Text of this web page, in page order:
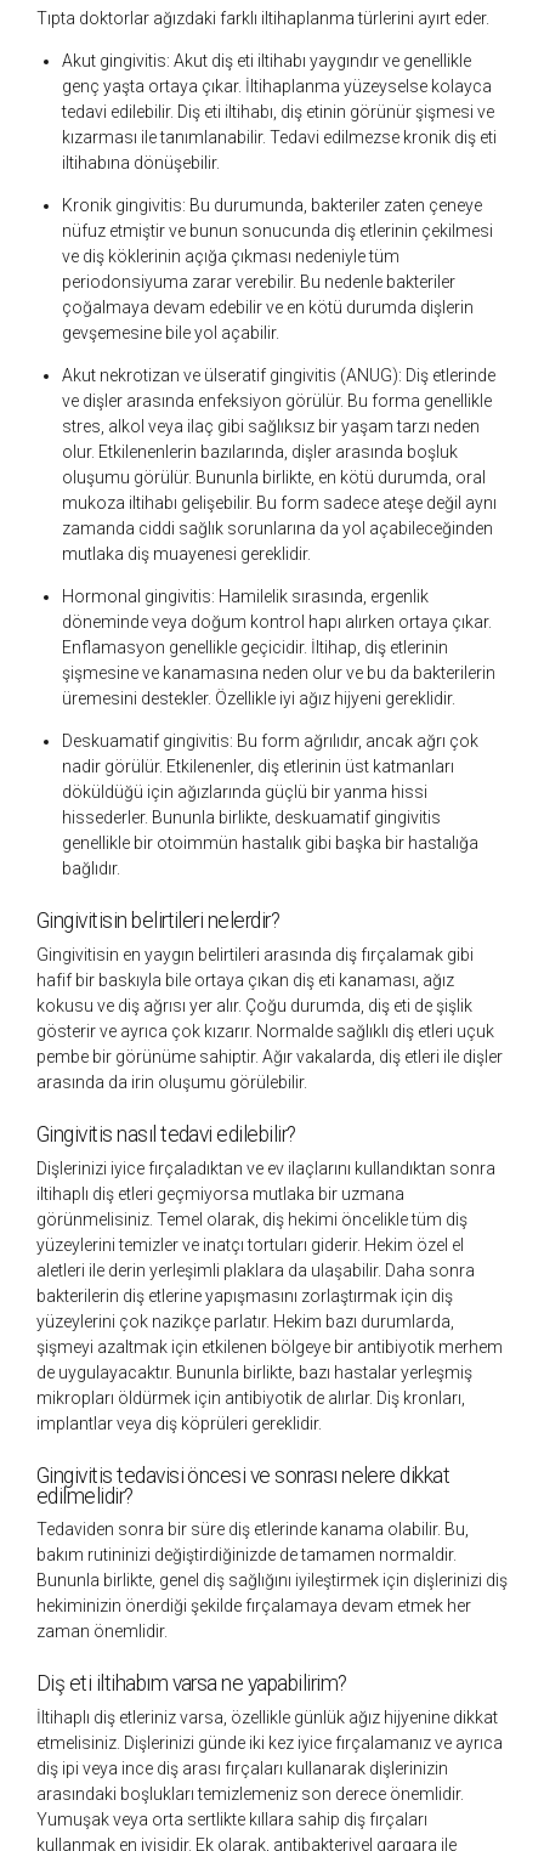
Tıpta doktorlar ağızdaki farklı iltihaplanma türlerini ayırt eder.
Akut gingivitis: Akut diş eti iltihabı yaygındır ve genellikle
genç yaşta ortaya çıkar. İltihaplanma yüzeyselse kolayca
tedavi edilebilir. Diş eti iltihabı, diş etinin görünür şişmesi ve
kızarması ile tanımlanabilir. Tedavi edilmezse kronik diş eti
iltihabına dönüşebilir.
Kronik gingivitis: Bu durumunda, bakteriler zaten çeneye
nüfuz etmiştir ve bunun sonucunda diş etlerinin çekilmesi
ve diş köklerinin açığa çıkması nedeniyle tüm
periodonsiyuma zarar verebilir. Bu nedenle bakteriler
çoğalmaya devam edebilir ve en kötü durumda dişlerin
gevşemesine bile yol açabilir.
Akut nekrotizan ve ülseratif gingivitis (ANUG): Diş etlerinde
ve dişler arasında enfeksiyon görülür. Bu forma genellikle
stres, alkol veya ilaç gibi sağlıksız bir yaşam tarzı neden
olur. Etkilenenlerin bazılarında, dişler arasında boşluk
oluşumu görülür. Bununla birlikte, en kötü durumda, oral
mukoza iltihabı gelişebilir. Bu form sadece ateşe değil aynı
zamanda ciddi sağlık sorunlarına da yol açabileceğinden
mutlaka diş muayenesi gereklidir.
Hormonal gingivitis: Hamilelik sırasında, ergenlik
döneminde veya doğum kontrol hapı alırken ortaya çıkar.
Enflamasyon genellikle geçicidir. İltihap, diş etlerinin
şişmesine ve kanamasına neden olur ve bu da bakterilerin
üremesini destekler. Özellikle iyi ağız hijyeni gereklidir.
Deskuamatif gingivitis: Bu form ağrılıdır, ancak ağrı çok
nadir görülür. Etkilenenler, diş etlerinin üst katmanları
döküldüğü için ağızlarında güçlü bir yanma hissi
hissederler. Bununla birlikte, deskuamatif gingivitis
genellikle bir otoimmün hastalık gibi başka bir hastalığa
bağlıdır.
Gingivitisin belirtileri nelerdir?
Gingivitisin en yaygın belirtileri arasında diş fırçalamak gibi
hafif bir baskıyla bile ortaya çıkan diş eti kanaması, ağız
kokusu ve diş ağrısı yer alır. Çoğu durumda, diş eti de şişlik
gösterir ve ayrıca çok kızarır. Normalde sağlıklı diş etleri uçuk
pembe bir görünüme sahiptir. Ağır vakalarda, diş etleri ile dişler
arasında da irin oluşumu görülebilir.
Gingivitis nasıl tedavi edilebilir?
Dişlerinizi iyice fırçaladıktan ve ev ilaçlarını kullandıktan sonra
iltihaplı diş etleri geçmiyorsa mutlaka bir uzmana
görünmelisiniz. Temel olarak, diş hekimi öncelikle tüm diş
yüzeylerini temizler ve inatçı tortuları giderir. Hekim özel el
aletleri ile derin yerleşimli plaklara da ulaşabilir. Daha sonra
bakterilerin diş etlerine yapışmasını zorlaştırmak için diş
yüzeylerini çok nazikçe parlatır. Hekim bazı durumlarda,
şişmeyi azaltmak için etkilenen bölgeye bir antibiyotik merhem
de uygulayacaktır. Bununla birlikte, bazı hastalar yerleşmiş
mikropları öldürmek için antibiyotik de alırlar. Diş kronları,
implantlar veya diş köprüleri gereklidir.
Gingivitis tedavisi öncesi ve sonrası nelere dikkat
edilmelidir?
Tedaviden sonra bir süre diş etlerinde kanama olabilir. Bu,
bakım rutininizi değiştirdiğinizde de tamamen normaldir.
Bununla birlikte, genel diş sağlığını iyileştirmek için dişlerinizi diş
hekiminizin önerdiği şekilde fırçalamaya devam etmek her
zaman önemlidir.
Diş eti iltihabım varsa ne yapabilirim?
İltihaplı diş etleriniz varsa, özellikle günlük ağız hijyenine dikkat
etmelisiniz. Dişlerinizi günde iki kez iyice fırçalamanız ve ayrıca
diş ipi veya ince diş arası fırçaları kullanarak dişlerinizin
arasındaki boşlukları temizlemeniz son derece önemlidir.
Yumuşak veya orta sertlikte kıllara sahip diş fırçaları
kullanmak en iyisidir. Ek olarak, antibakteriyel gargara ile